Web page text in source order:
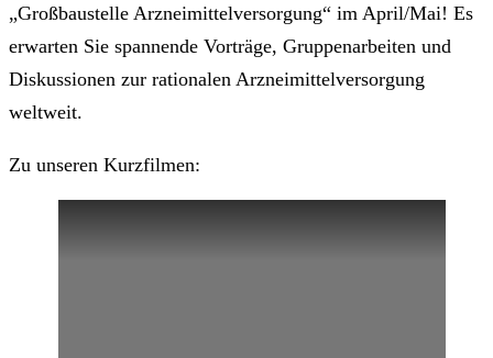
„Großbaustelle Arzneimittelversorgung“ im April/Mai! Es
erwarten Sie spannende Vorträge, Gruppenarbeiten und
Diskussionen zur rationalen Arzneimittelversorgung
weltweit.
Zu unseren Kurzfilmen: